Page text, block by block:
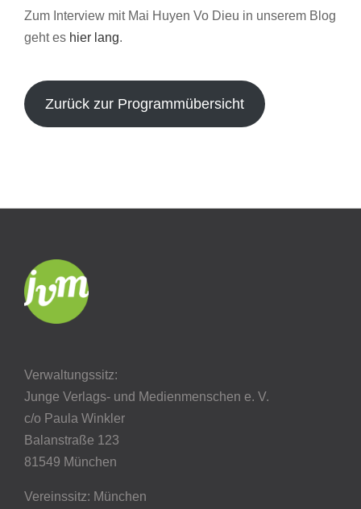
Zum Interview mit Mai Huyen Vo Dieu in unserem Blog
geht es hier lang.
Zurück zur Programmübersicht
Verwaltungssitz:
Junge Verlags- und Medienmenschen e. V.
c/o Paula Winkler
Balanstraße 123
81549 München
Vereinssitz: München